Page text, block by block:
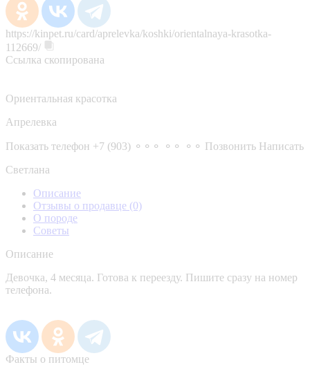
https://kinpet.ru/card/aprelevka/koshki/orientalnaya-krasotka-
112669/
Ссылка скопирована
Ориентальная красотка
Апрелевка
Показать телефон +7 (903) ⚬⚬⚬ ⚬⚬ ⚬⚬ Позвонить Написать
Светлана
Описание
Отзывы о продавце (0)
О породе
Советы
Описание
Девочка, 4 месяца. Готова к переезду. Пишите сразу на номер
телефона.
Факты о питомце